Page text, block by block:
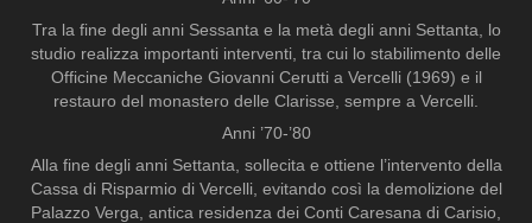
Tra la fine degli anni Sessanta e la metà degli anni Settanta, lo
studio realizza importanti interventi, tra cui lo stabilimento delle
Officine Meccaniche Giovanni Cerutti a Vercelli (1969) e il
restauro del monastero delle Clarisse, sempre a Vercelli.
Anni ’70-’80
Alla fine degli anni Settanta, sollecita e ottiene l’intervento della
Cassa di Risparmio di Vercelli, evitando così la demolizione del
Palazzo Verga, antica residenza dei Conti Caresana di Carisio,